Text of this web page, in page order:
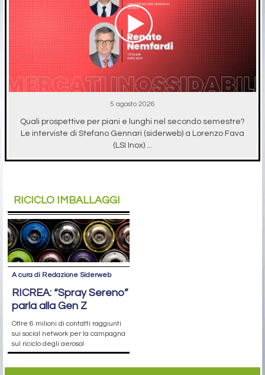
5 agosto 2026
Quali prospettive per piani e lunghi nel secondo semestre?
Le interviste di Stefano Gennari (siderweb) a Lorenzo Fava
(LSI Inox) ...
RICICLO IMBALLAGGI
A cura di Redazione Siderweb
RICREA: “Spray Sereno”
parla alla Gen Z
Oltre 6 milioni di contatti raggiunti
sui social network per la campagna
sul riciclo degli aerosol